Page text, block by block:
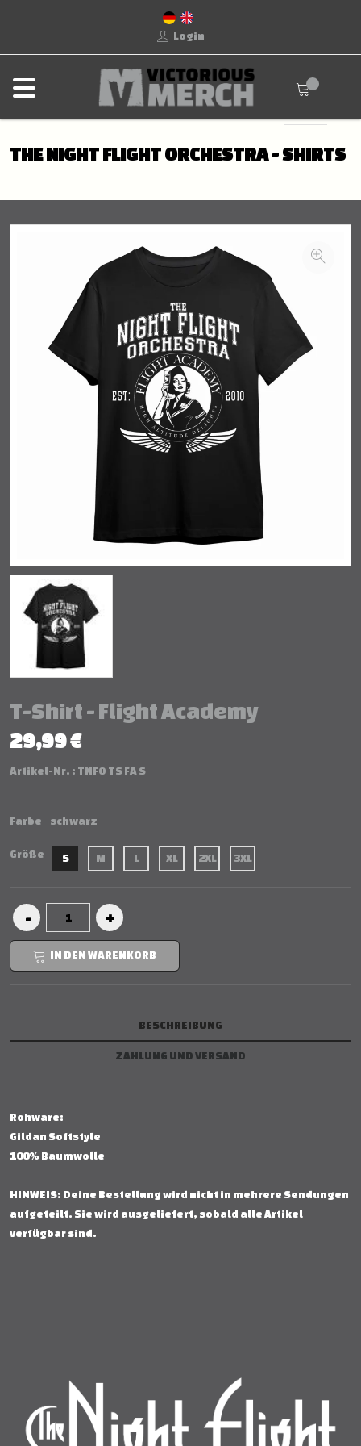
Login
THE NIGHT FLIGHT ORCHESTRA - SHIRTS
T-Shirt - Flight Academy
29,99 €
Artikel-Nr. : TNFO TS FA S
Farbe schwarz
Größe S M L XL 2XL 3XL
IN DEN WARENKORB
BESCHREIBUNG
ZAHLUNG UND VERSAND
Rohware:
Gildan Softstyle
100% Baumwolle
HINWEIS: Deine Bestellung wird nicht in mehrere Sendungen
aufgeteilt. Sie wird ausgeliefert, sobald alle Artikel
verfügbar sind.